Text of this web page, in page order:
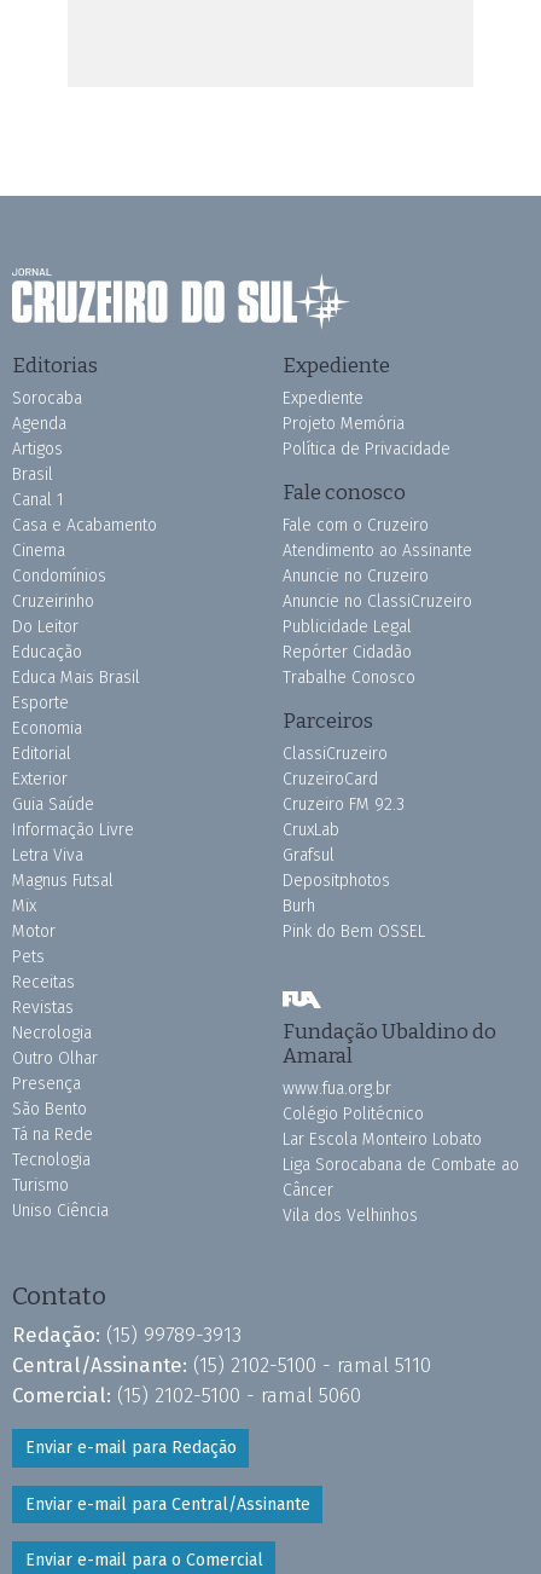
Editorias
Sorocaba
Agenda
Artigos
Brasil
Canal 1
Casa e Acabamento
Cinema
Condomínios
Cruzeirinho
Do Leitor
Educação
Educa Mais Brasil
Esporte
Economia
Editorial
Exterior
Guia Saúde
Informação Livre
Letra Viva
Magnus Futsal
Mix
Motor
Pets
Receitas
Revistas
Necrologia
Outro Olhar
Presença
São Bento
Tá na Rede
Tecnologia
Turismo
Uniso Ciência
Expediente
Expediente
Projeto Memória
Política de Privacidade
Fale conosco
Fale com o Cruzeiro
Atendimento ao Assinante
Anuncie no Cruzeiro
Anuncie no ClassiCruzeiro
Publicidade Legal
Repórter Cidadão
Trabalhe Conosco
Parceiros
ClassiCruzeiro
CruzeiroCard
Cruzeiro FM 92.3
CruxLab
Grafsul
Depositphotos
Burh
Pink do Bem OSSEL
Fundação Ubaldino do
Amaral
www.fua.org.br
Colégio Politécnico
Lar Escola Monteiro Lobato
Liga Sorocabana de Combate ao
Câncer
Vila dos Velhinhos
Contato
Redação: (15) 99789-3913
Central/Assinante: (15) 2102-5100 - ramal 5110
Comercial: (15) 2102-5100 - ramal 5060
Enviar e-mail para Redação
Enviar e-mail para Central/Assinante
Enviar e-mail para o Comercial